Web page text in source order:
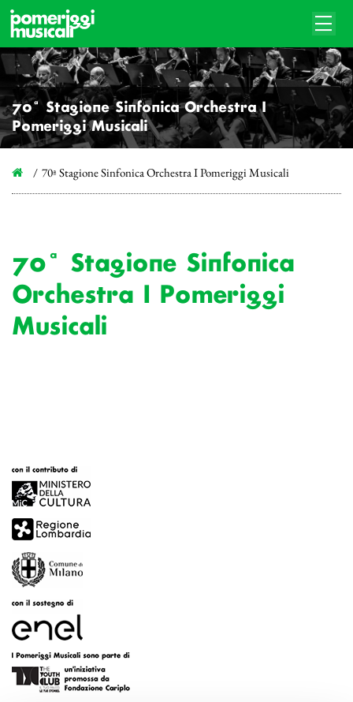
70ª Stagione Sinfonica Orchestra I
Pomeriggi Musicali
70ª Stagione Sinfonica Orchestra I Pomeriggi Musicali
70ª Stagione Sinfonica
Orchestra I Pomeriggi
Musicali